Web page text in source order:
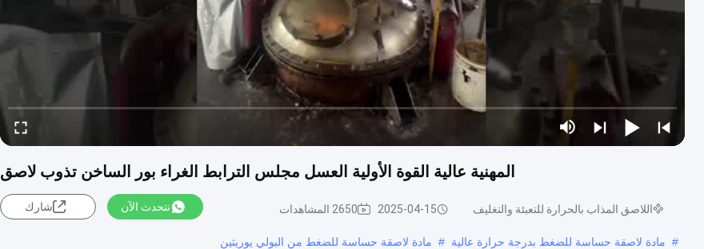
المهنية عالية القوة الأولية العسل مجلس الترابط الغراء بور الساخن تذوب لاصق
اللاصق المذاب بالحرارة للتعبئة والتغليف 2025-04-15 2650 المشاهدات نتحدث الآن شارك
# مادة لاصقة حساسة للضغط بدرجة حرارة عالية # مادة لاصقة حساسة للضغط من البولي يوريثين